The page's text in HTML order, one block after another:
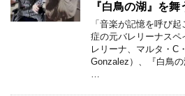
『白鳥の湖』を舞
「音楽が記憶を呼び
症の元バレリーナス
レリーナ、マルタ・C
Gonzalez）、『白鳥
…